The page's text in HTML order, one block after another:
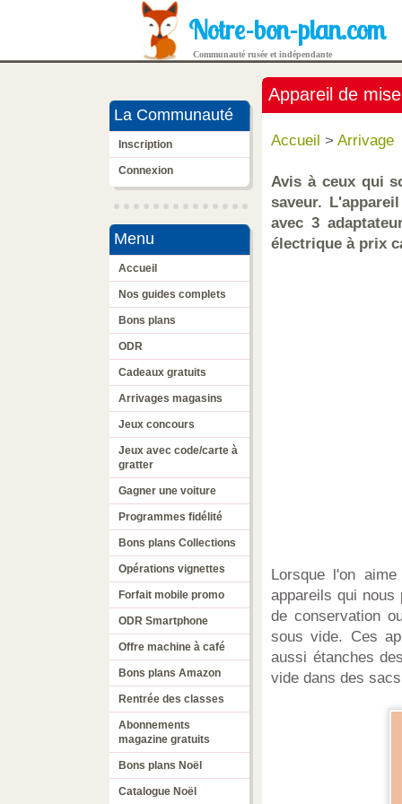
Notre-bon-plan.com
Communauté rusée et indépendante
La Communauté
Inscription
Connexion
Menu
Accueil
Nos guides complets
Bons plans
ODR
Cadeaux gratuits
Arrivages magasins
Jeux concours
Jeux avec code/carte à
gratter
Gagner une voiture
Programmes fidélité
Bons plans Collections
Opérations vignettes
Forfait mobile promo
ODR Smartphone
Offre machine à café
Bons plans Amazon
Rentrée des classes
Abonnements
magazine gratuits
Bons plans Noël
Catalogue Noël
Appareil de
Accueil > Arrivage
Avis à ceux qui
saveur.
avec 3
électrique à prix
Lorsque l'on
appareils qui
de conservation
sous vide. Ces
aussi étanches
vide dans des